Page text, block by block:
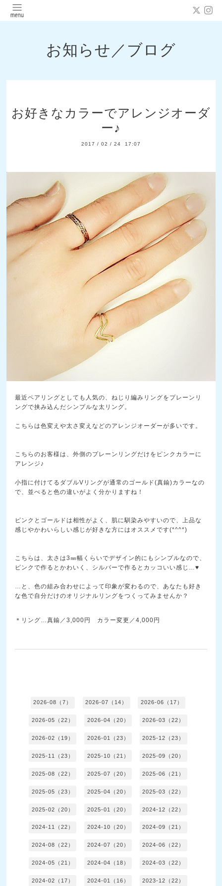
お知らせ／ブログ
お好きなカラーでアレンジオーダ
ー♪
2017 / 02 / 24 17:07
最近ペアリングとしても人気の、ねじり編みリングをプレ ーンリ
ングで挟み込んだシンプルな太リング。
こちらは色変えや太さ変えなどのアレンジオーダーが多いです。
こちらのお客様は、外側のプレーンリングだけをピンクカ ラーに
アレンジ♪
小指に付けてるダブルVリングが通常のゴールド(真鍮)カラーなの
で、並べると色の違いがよく分かりますね！
ピンクとゴールドは相性がよく、肌に馴染みやすいので、
上品な
感じやかわいらしい感じが好きな方にはオススメです(*^^*)
こちらは、太さは3㎜幅くらいでデザイン的にもシンプルなので、
ピンクで作るとかわいく、シルバーで作るとカッ コいい感じ…♥
…と、色の組み合わせによって印象が変わるので、あなた も好き
な色で自分だけのオリジナルリングをつくってみませんか？
＊リング…真鍮／3,000円 カラー変更／4,000円
2026-08（7） 2026-07（14） 2026-06（17）
2026-05（22） 2026-04（20） 2026-03（22）
2026-02（19） 2026-01（23） 2025-12（23）
2025-11（23） 2025-10（21） 2025-09（20）
2025-08（22） 2025-07（20） 2025-06（21）
2025-05（23） 2025-04（20） 2025-03（22）
2025-02（20） 2025-01（20） 2024-12（22）
2024-11（22） 2024-10（20） 2024-09（21）
2024-08（22） 2024-07（20） 2024-06（22）
2024-05（21） 2024-04（18） 2024-03（22）
2024-02（17） 2024-01（16） 2023-12（22）